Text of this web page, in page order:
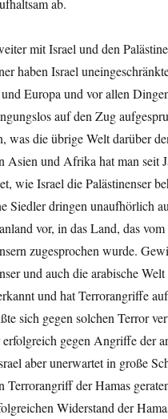
ab.
mit Israel und den
haben Israel
und Europa und vor allen
auf den Zug
was die übrige Welt darüber
Asien und Afrika hat man seit
wie Israel die Palästinenser
Siedler dringen unaufhörlich
vor, in das Land, das
zugesprochen wurde.
und auch die arabische
und hat Terrorangriffe
sich gegen solchen Terror
erfolgreich gegen Angriffe der
aber unerwartet in große
Terrorangriff der Hamas
Widerstand der